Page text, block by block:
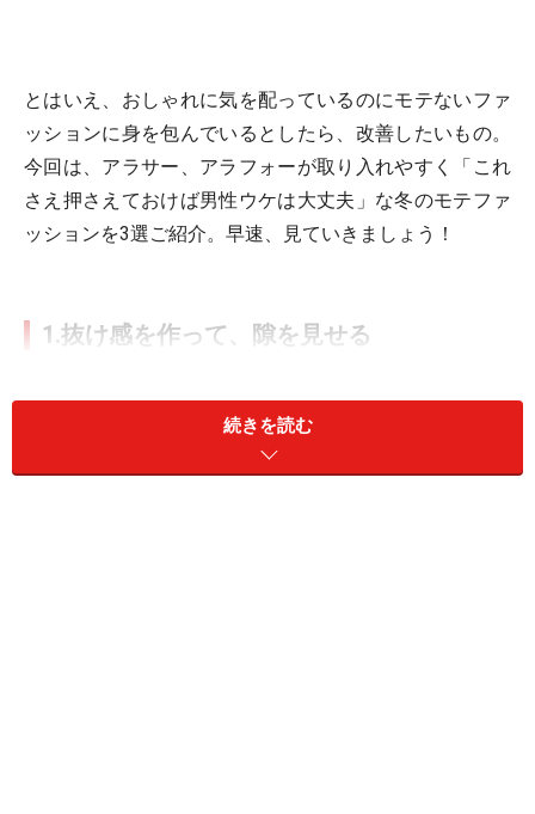
とはいえ、おしゃれに気を配っているのにモテないファ
ッションに身を包んでいるとしたら、改善したいもの。
今回は、アラサー、アラフォーが取り入れやすく「これ
さえ押さえておけば男性ウケは大丈夫」な冬のモテファ
ッションを3選ご紹介。早速、見ていきましょう！
1.抜け感を作って、隙を見せる
続きを読む